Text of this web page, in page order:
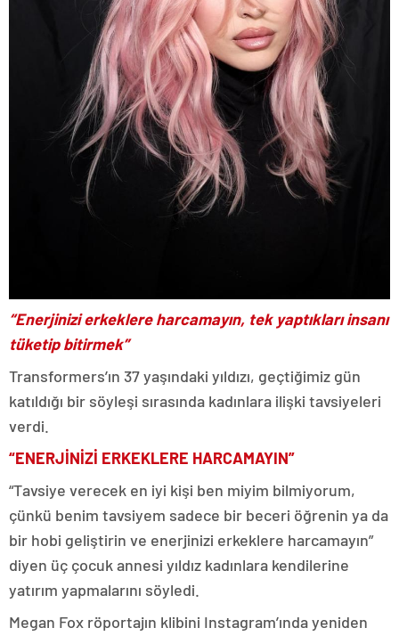
“Enerjinizi erkeklere harcamayın, tek yaptıkları insanı
tüketip bitirmek”
Transformers’ın 37 yaşındaki yıldızı, geçtiğimiz gün
katıldığı bir söyleşi sırasında kadınlara ilişki tavsiyeleri
verdi.
“ENERJİNİZİ ERKEKLERE HARCAMAYIN”
“Tavsiye verecek en iyi kişi ben miyim bilmiyorum,
çünkü benim tavsiyem sadece bir beceri öğrenin ya da
bir hobi geliştirin ve enerjinizi erkeklere harcamayın”
diyen üç çocuk annesi yıldız kadınlara kendilerine
yatırım yapmalarını söyledi.
Megan Fox röportajın klibini Instagram’ında yeniden